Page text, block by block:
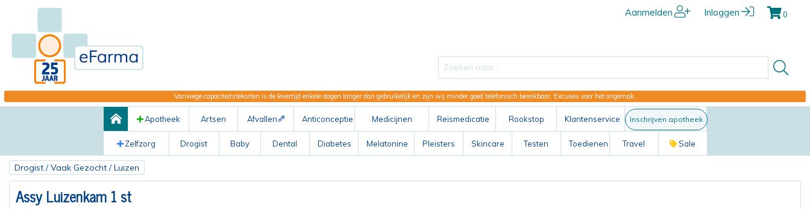
Aanmelden Inloggen 0
Vanwege capaciteitstekorten is de levertijd enkele dagen langer dan gebruikelijk en zijn wij minder goed telefonisch bereikbaar. Excuses voor het ongemak.
Apotheek Artsen Afvallen Anticonceptie Medicijnen
ABC
Reismedicatie Rookstop Klantenservice Inschrijven apotheek
Zelfzorg Drogist Baby Dental Diabetes Melatonine Pleisters Skincare Testen Toedienen Travel Sale
Drogist /Vaak Gezocht /Luizen
Assy Luizenkam 1 st